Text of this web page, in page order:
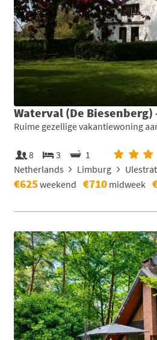
Waterval (De
Ruime gezellige vakantiewoning
8 3
1
Netherlands
Limburg
€625weekend €710 midweek